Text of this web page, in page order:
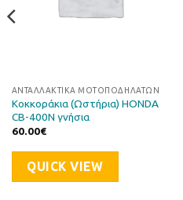
ΑΝΤΑΛΛΑΚΤΙΚΆ ΜΟΤΟΠΟΔΗΛΆΤΩΝ
Κοκκοράκια (Ωστήρια) HONDA
CB-400N γνήσια
60.00€
QUICK VIEW